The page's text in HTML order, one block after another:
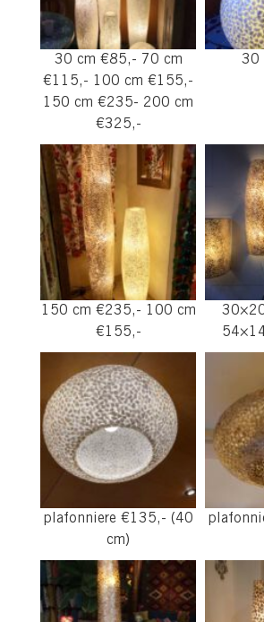
30 cm €85,- 70 cm
€115,- 100 cm €155,-
150 cm €235- 200 cm
€325,-
30
150 cm €235,- 100 cm
€155,-
plafonniere €135,- (40
cm)